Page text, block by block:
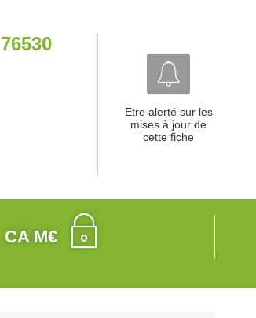
Etre alerté sur les
mises à jour de
cette fiche
CA M€